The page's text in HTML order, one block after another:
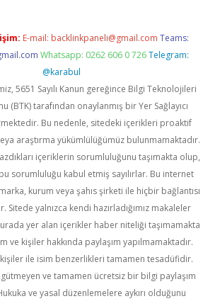
E-mail: backlinkpaneli@gmail.com Teams:
Whatsapp: 0262 606 0 726 Telegram:
@karabul
5651 Sayılı Kanun gereğince Bilgi Teknolojileri
(BTK) tarafından onaylanmış bir Yer Sağlayıcı
Bu nedenle, sitedeki içerikleri proaktif
araştırma yükümlülüğümüz bulunmamaktadır.
içeriklerin sorumluluğunu taşımakta olup,
sorumluluğu kabul etmiş sayılırlar. Bu internet
kurum veya şahıs şirketi ile hiçbir bağlantısı
Sitede yalnızca kendi hazırladığımız makaleler
yer alan içerikler haber niteliği taşımamakta
ve kişiler hakkında paylaşım yapılmamaktadır.
ile isim benzerlikleri tamamen tesadüfidir.
gütmeyen ve tamamen ücretsiz bir bilgi paylaşım
ve yasal düzenlemelere aykırı olduğunu